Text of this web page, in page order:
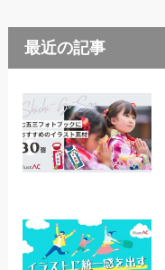
最近の記事